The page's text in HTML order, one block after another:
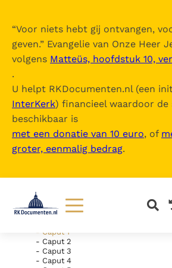
“Voor niets hebt gij ontvangen,
geven.” Evangelie van Onze Heer
volgens Matteüs, hoofdstuk 10,
.
U helpt RKDocumenten.nl (een
InterKerk) financieel waardoor de
beschikbaar is
met een donatie van 10 euro, of
groter, eenmalig bedrag.
Lezen
Documenten
Over
Nova Vulgata
Inhoudsopgave
uitklappen
- Vetus Testamentum
- Evangelium Secundum
Matthaeum
- Evangelium Secundum Marcum
- Evangelium Secundum Lucam
- Caput 1
- Caput 2
- Caput 3
- Caput 4
- Caput 1